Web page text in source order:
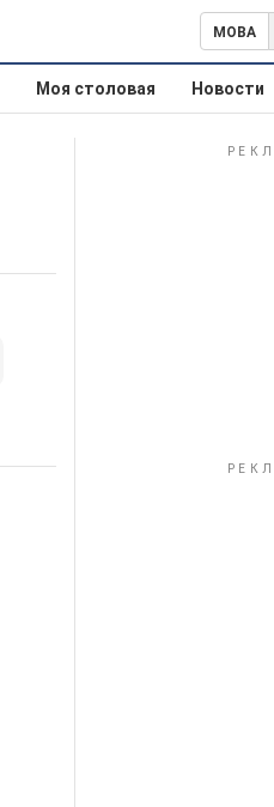
МОВА
Моя столовая Новости